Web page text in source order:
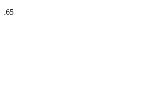
.65